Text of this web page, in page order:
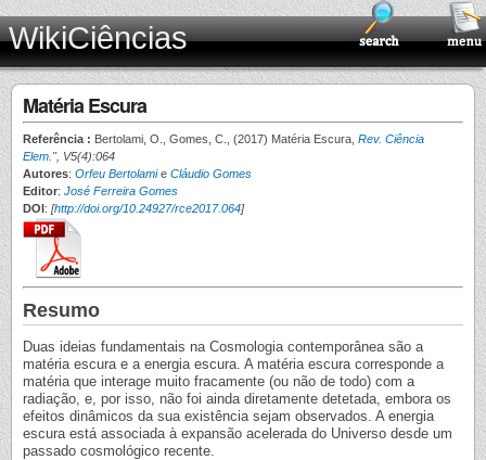
WikiCiências
Matéria Escura
Referência : Bertolami, O., Gomes, C., (2017) Matéria Escura, Rev. Ciência
Elem. ", V5(4):064
Autores: Orfeu Bertolamie Cláudio Gomes
Editor: José Ferreira Gomes
DOI: [http://doi.org/10.24927/rce2017.064]
Resumo
Duas ideias fundamentais na Cosmologia contemporânea são a
matéria escura e a energia escura. A matéria escura corresponde a
matéria que interage muito fracamente (ou não de todo) com a
radiação, e, por isso, não foi ainda diretamente detetada, embora os
efeitos dinâmicos da sua existência sejam observados. A energia
escura está associada à expansão acelerada do Universo desde um
passado cosmológico recente.